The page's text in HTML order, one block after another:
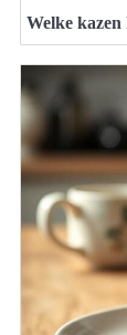
Welke kazen